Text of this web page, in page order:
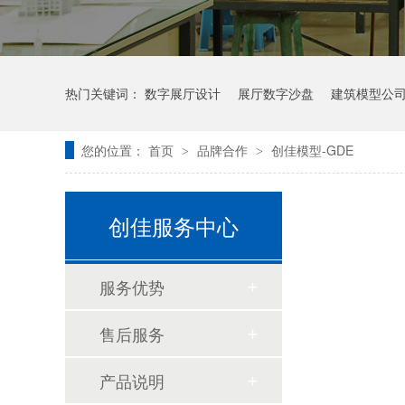
热门关键词： 数字展厅设计 展厅数字沙盘 建筑模型公
您的位置： 首页 > 品牌合作 > 创佳模型-GDE
创佳服务中心
服务优势
售后服务
产品说明